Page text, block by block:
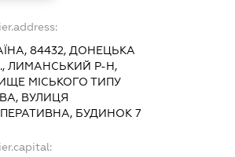
84432, ДОНЕЦЬКА
ЛИМАНСЬКИЙ Р-Н,
МІСЬКОГО ТИПУ
ВУЛИЦЯ
БУДИНОК 7